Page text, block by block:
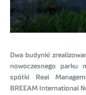
Dwa budynki
nowoczesnego parku
spółki Real
BREEAM International